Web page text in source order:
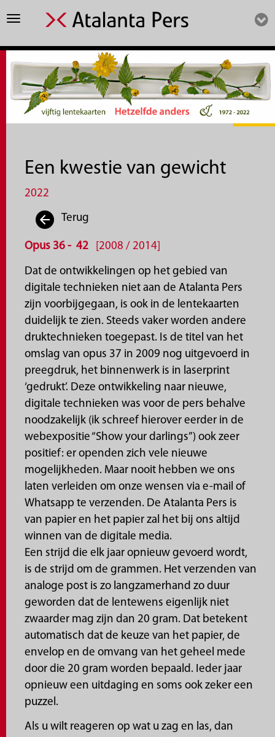
Toggle
Een kwestie van gewicht
2022
Terug
Opus 36 - 42 [2008 / 2014]
Dat de ontwikkelingen op het gebied van
digitale technieken niet aan de Atalanta Pers
zijn voorbijgegaan, is ook in de lentekaarten
duidelijk te zien. Steeds vaker worden andere
druktechnieken toegepast. Is de titel van het
omslag van opus 37 in 2009 nog uitgevoerd in
preegdruk, het binnenwerk is in laserprint
‘gedrukt’. Deze ontwikkeling naar nieuwe,
digitale technieken was voor de pers behalve
noodzakelijk (ik schreef hierover eerder in de
webexpositie “Show your darlings”) ook zeer
positief: er openden zich vele nieuwe
mogelijkheden. Maar nooit hebben we ons
laten verleiden om onze wensen via e-mail of
Whatsapp te verzenden. De Atalanta Pers is
van papier en het papier zal het bij ons altijd
winnen van de digitale media.
Een strijd die elk jaar opnieuw gevoerd wordt,
is de strijd om de grammen. Het verzenden van
analoge post is zo langzamerhand zo duur
geworden dat de lentewens eigenlijk niet
zwaarder mag zijn dan 20 gram. Dat betekent
automatisch dat de keuze van het papier, de
envelop en de omvang van het geheel mede
door die 20 gram worden bepaald. Ieder jaar
opnieuw een uitdaging en soms ook zeker een
puzzel.
Als u wilt reageren op wat u zag en las, dan